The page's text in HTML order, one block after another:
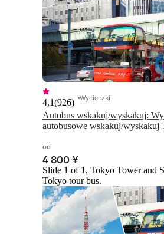
Autobus wskakuj/wyskakuj:
autobusowe wskakuj/wyskakuj
4,1(926) Wycieczki
od
4 800 ¥
Slide 1 of 1, Tokyo Tower and
Tokyo tour bus.